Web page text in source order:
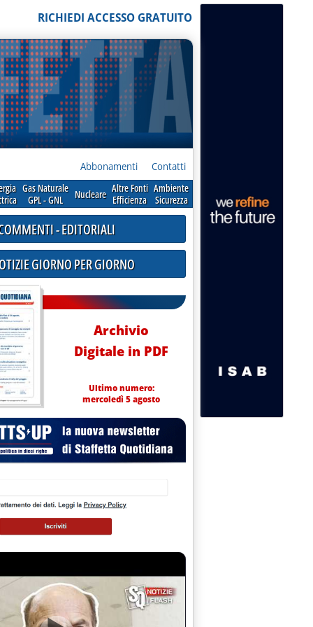
RICHIEDI ACCESSO GRATUITO
Abbonamenti Contatti
Gas Naturale
GPL - GNL
Nucleare Altre Fonti
Efficienza
Ambiente
Sicurezza
- EDITORIALI
GIORNO PER GIORNO
Archivio
Digitale in PDF
Ultimo numero:
mercoledì 5 agosto